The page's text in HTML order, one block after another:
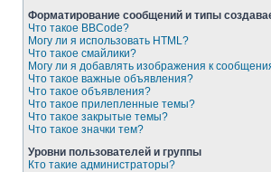
Форматирование сообщений и типы
Что такое BBCode?
Могу ли я использовать HTML?
Что такое смайлики?
Могу ли я добавлять изображения к
Что такое важные объявления?
Что такое объявления?
Что такое прилепленные темы?
Что такое закрытые темы?
Что такое значки тем?
Уровни пользователей и группы
Кто такие администраторы?